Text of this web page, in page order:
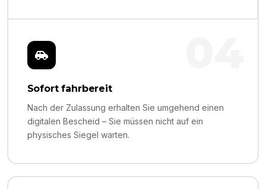
Sofort fahrbereit
Nach der Zulassung erhalten Sie umgehend einen
digitalen Bescheid – Sie müssen nicht auf ein
physisches Siegel warten.